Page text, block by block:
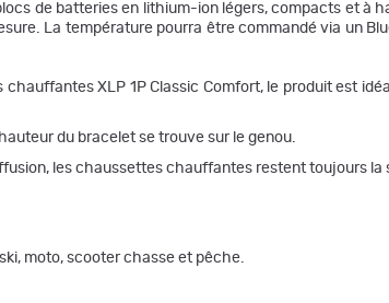
de batteries en lithium-ion légers, compacts et
La température pourra être commandé via un
XLP 1P Classic Comfort, le produit est
du bracelet se trouve sur le genou.
les chaussettes chauffantes restent toujours
moto, scooter chasse et pêche.